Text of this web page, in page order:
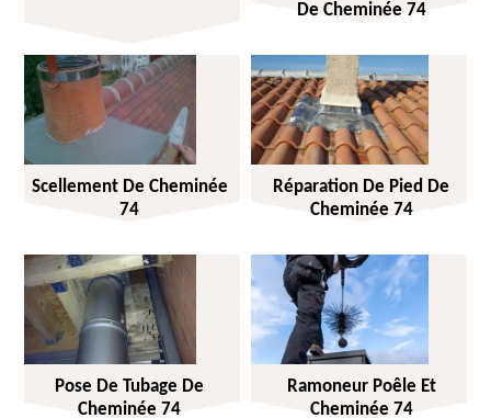
De Cheminée 74
Scellement De Cheminée
74
Réparation De Pied De
Cheminée 74
Pose De Tubage De
Cheminée 74
Ramoneur Poêle Et
Cheminée 74